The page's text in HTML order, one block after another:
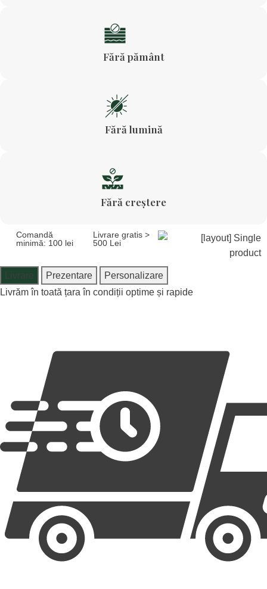
Fără pământ
Fără lumină
Fără creștere
Comandă
minimă: 100 lei
Livrare gratis >
500 Lei
Livrare Prezentare
Personalizare
Livrăm în toată țara în condiții optime și rapide